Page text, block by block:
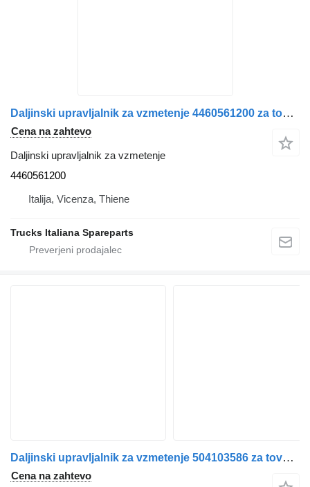
Daljinski upravljalnik za vzmetenje 4460561200 za tovornjak IVECO Stralis 2003>2007
Cena na zahtevo
Daljinski upravljalnik za vzmetenje
4460561200
Italija, Vicenza, Thiene
Trucks Italiana Spareparts
Daljinski upravljalnik za vzmetenje 504103586 za tovornjak IVECO Stralis 2013>
Cena na zahtevo